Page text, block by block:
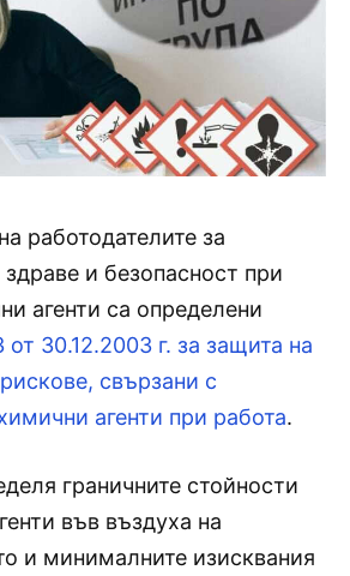
работодателите за
здраве и безопасност при
агенти са определени
30.12.2003 г. за защита на
свързани с
агенти при работа.
граничните стойности
във въздуха на
и минималните изисквания